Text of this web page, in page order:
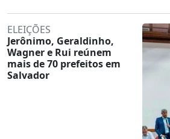
ELEIÇÕES
Jerônimo, Geraldinho,
Wagner e Rui reúnem
mais de 70 prefeitos em
Salvador